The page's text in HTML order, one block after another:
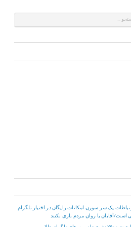
یک سر سوزن امکانات رایگان در اختیار تلگرام
آقایان با روان مردم بازی نکنند